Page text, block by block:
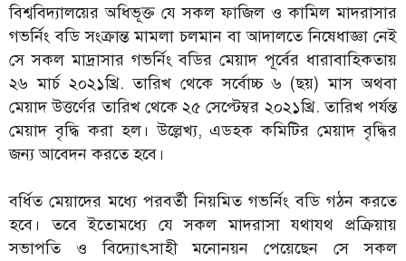
বিশ্ববিদ্যালয়ের অধিভূক্ত যে সকল ফাজিল ও কামিল মাদরাসার
গভর্নিং বডি সংক্রান্ত মামলা চলমান বা আদালতে নিষেধাজ্ঞা নেই
সে সকল মাদ্রাসার গভর্নিং বডির মেয়াদ পূর্বের ধারাবাহিকতায়
২৬ মার্চ ২০২১খ্রি. তারিখ থেকে সর্বোচ্চ ৬ (ছয়) মাস অথবা
মেয়াদ উত্তর্ণের তারিখ থেকে ২৫ সেপ্টেম্বর ২০২১খ্রি. তারিখ পর্যন্ত
মেয়াদ বৃদ্ধি করা হল। উল্লেখ্য, এডহক কমিটির মেয়াদ বৃদ্ধির
জন্য আবেদন করতে হবে।
বর্ধিত মেয়াদের মধ্যে পরবর্তী নিয়মিত গভর্নিং বডি গঠন করতে
হবে। তবে ইতোমধ্যে যে সকল মাদরাসা যথাযথ প্রক্রিয়ায়
সভাপতি ও বিদ্যোৎসাহী মনোনয়ন পেয়েছেন সে সকল